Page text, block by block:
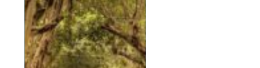
captivating spectacle
that attracts millions of
viewers from around the
world. In this article, we